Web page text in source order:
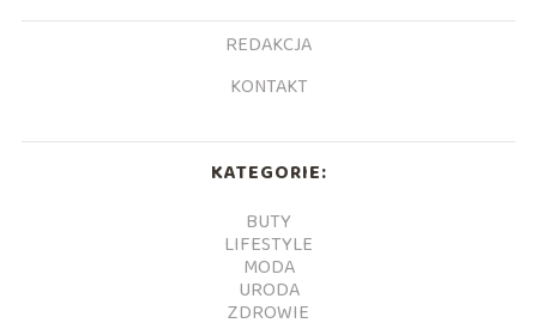
REDAKCJA
KONTAKT
KATEGORIE:
BUTY
LIFESTYLE
MODA
URODA
ZDROWIE